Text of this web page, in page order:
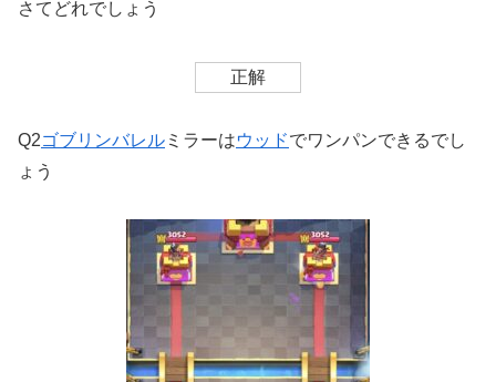
さてどれでしょう
正解
Q2ゴブリンバレル ミラーはウッドでワンパンできるでし
ょう